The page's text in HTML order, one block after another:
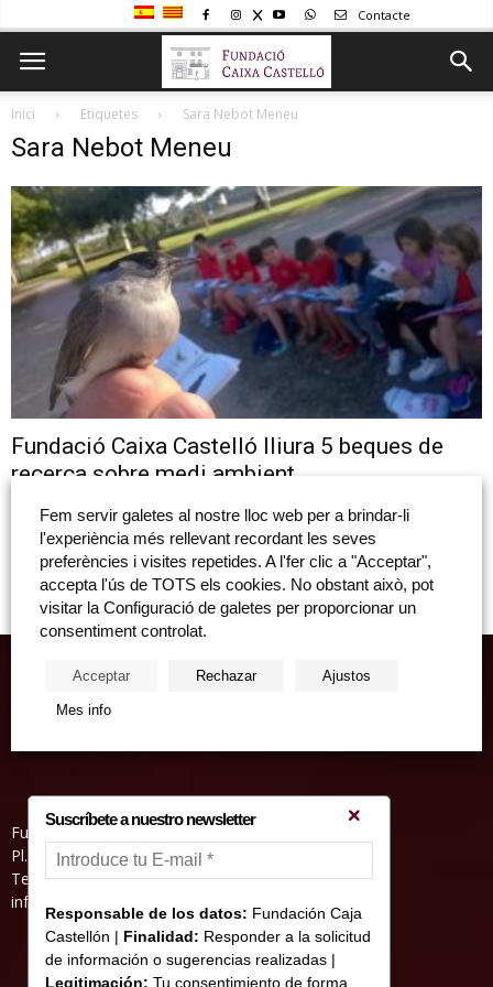
Contacte
Inici Etiquetes Sara Nebot Meneu
Sara Nebot Meneu
Fundació Caixa Castelló lliura 5 beques de
recerca sobre medi ambient
Els seleccionats són alumnes de les Universitats de la Comunitat
Valenciana. Cadascuna de les beques de recerca sobre medi ambient
ha sigut dotada...
Fundació Caixa Castelló • Casa Abadía
Pl. de l’Herba, s/nº. 12001 Castelló de la Plana
Telèfon 964 232 551 • Fax 964 231 550
informacion@fundacioncajacastellon.es
Suscríbete a nuestro newsletter
Responsable de los datos: Fundación Caja
Castellón | Finalidad: Responder a la solicitud
de información o sugerencias realizadas |
Legitimación: Tu consentimiento de forma
Fem servir galetes al nostre lloc web per a brindar-li
l'experiència més rellevant recordant les seves
preferències i visites repetides. A l'fer clic a "Acceptar",
accepta l'ús de TOTS els cookies. No obstant això, pot
visitar la Configuració de galetes per proporcionar un
consentiment controlat.
Acceptar Rechazar Ajustos
Mes info